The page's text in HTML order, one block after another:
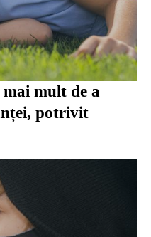
mai mult de a
potrivit